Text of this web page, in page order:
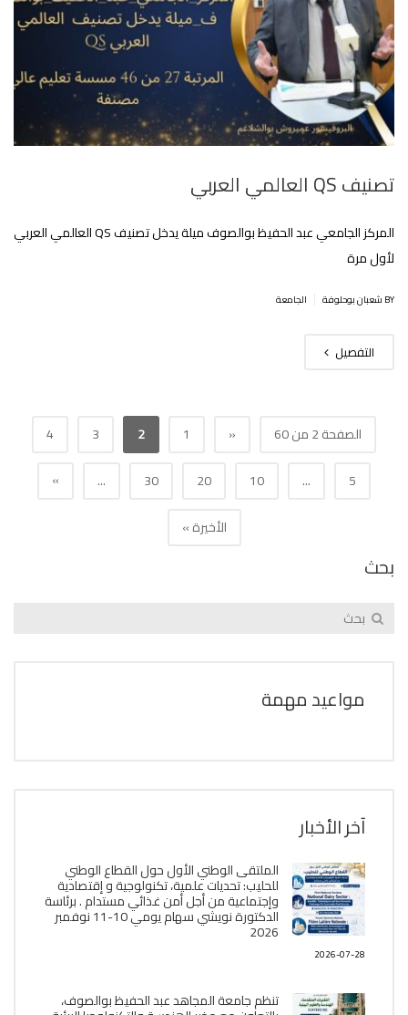
تصنيف QS العالمي العربي
المركز الجامعي عبد الحفيظ بوالصوف ميلة يدخل تصنيف QS العالمي العربي
لأول مرة
BY شعبان بوحلوفة الجامعة
التفصيل
الصفحة 2 من 60 «
1
2
3
4
5
...
10
20
30
...
»
الأخيرة »
بحث
مواعيد مهمة
آخر الأخبار
الملتقى الوطني الأول حول القطاع الوطني
للحليب: تحديات علمية، تكنولوجية و إقتصادية
وإجتماعية من أجل أمن غذائي مستدام . برئاسة
الدكتورة نويشي سهام يومي 10-11 نوفمبر
2026
2026-07-28
تنظم جامعة المجاهد عبد الحفيظ بوالصوف،